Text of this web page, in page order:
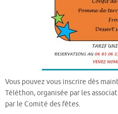
Vous pouvez vous inscrire dès
Téléthon, organisée par les
par le Comité des fêtes.